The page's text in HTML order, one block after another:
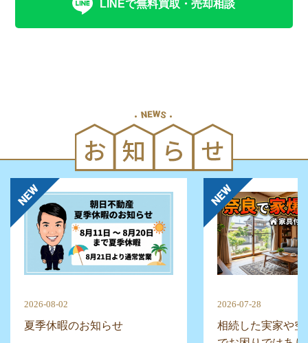
LINEで無料買取・売却相談